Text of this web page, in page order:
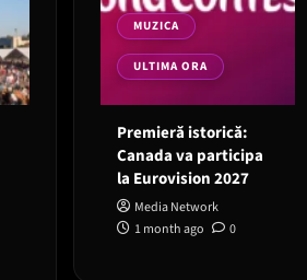
MUZICA
ULTIMA ORA
Premieră istorică:
Canada va participa
la Eurovision 2027
Media Network
1 month ago
0